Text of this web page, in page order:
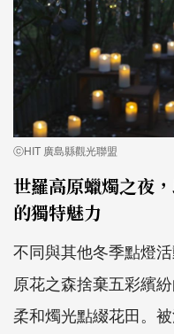
ⓒHIT 廣島縣觀光聯盟
世羅高原蠟燭之夜
的獨特魅力
不同與其他冬季點燈
原花之森捨棄五彩繽
柔和燭光點綴花田。